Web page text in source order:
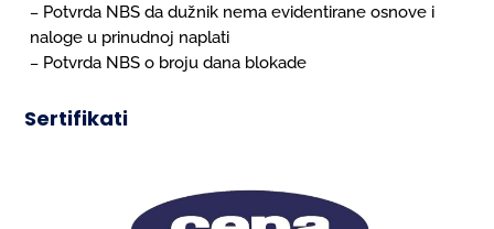
– Potvrda NBS da dužnik nema evidentirane osnove i
naloge u prinudnoj naplati
– Potvrda NBS o broju dana blokade
Sertifikati